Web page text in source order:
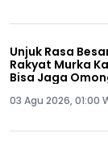
Unjuk Rasa
Rakyat Murka
Bisa Jaga
03 Agu 2026, 01:00